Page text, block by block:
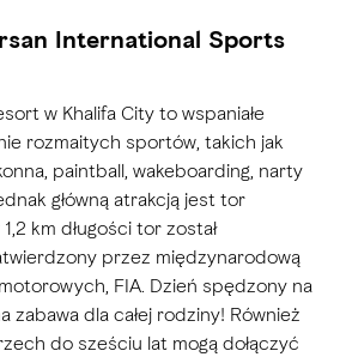
International Sports
w Khalifa City to wspaniałe
rozmaitych sportów, takich jak
paintball, wakeboarding, narty
główną atrakcją jest tor
km długości tor został
przez międzynarodową
FIA. Dzień spędzony na
dla całej rodziny! Również
do sześciu lat mogą dołączyć